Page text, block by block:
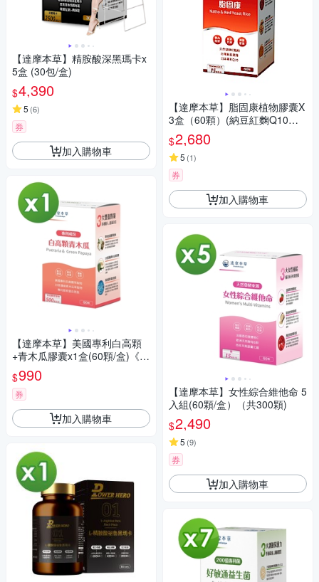
【達摩本草】精胺酸深黑瑪卡x
5盒 (30包/盒)
$4,390
5 (6)
券
加入購物車
【達摩本草】美國專利白高顆
+青木瓜膠囊x1盒(60顆/盒)《豐
盈傲人、自信飽滿》
$990
券
加入購物車
【達摩本草】脂固康植物膠囊X
3盒（60顆）(納豆紅麴Q10、
啟動代謝)
$2,680
5 (1)
券
加入購物車
【達摩本草】女性綜合維他命 5
入組(60顆/盒）（共300顆)
$2,490
5 (9)
券
加入購物車